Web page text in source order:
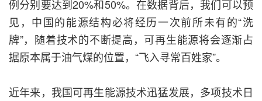
例分别要达到20%和50%。在数据背后，我们可以预
见，中国的能源结构必将经历一次前所未有的“洗
牌”，随着技术的不断提高，可再生能源将会逐渐占
据原本属于油气煤的位置，“飞入寻常百姓家”。
近年来，我国可再生能源技术迅猛发展，多项技术日